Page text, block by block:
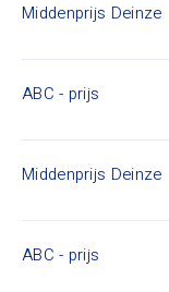
Middenprijs Deinze
ABC - prijs
Middenprijs Deinze
ABC - prijs